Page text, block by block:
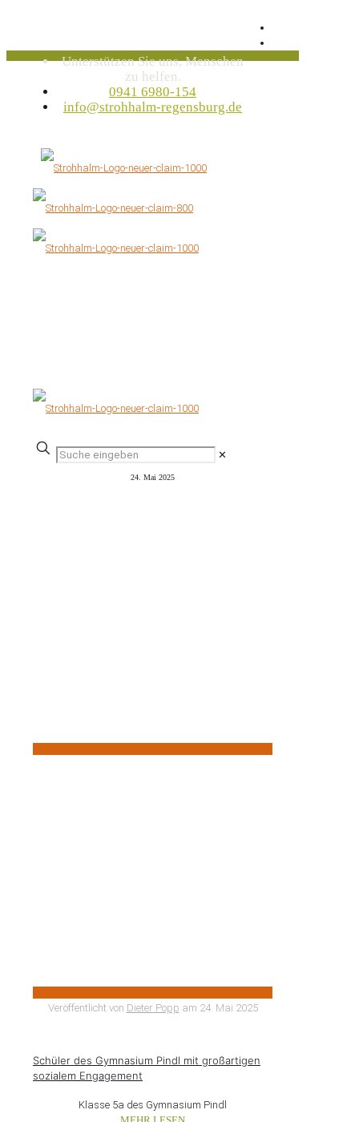
Unterstützen Sie uns, Menschen
zu helfen.
0941 6980-154
info@strohhalm-regensburg.de
✕
24. Mai 2025
Veröffentlicht von Dieter Popp am 24. Mai 2025
Schüler des Gymnasium Pindl mit großartigen
sozialem Engagement
Klasse 5a des Gymnasium Pindl